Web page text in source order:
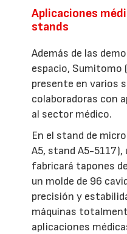
Aplicaciones
stands
Además de las
espacio, Sumitomo
presente en varios
colaboradoras con
al sector médico.
En el stand de
A5, stand A5-
fabricará tapones
un molde de 96
precisión y
máquinas
aplicaciones